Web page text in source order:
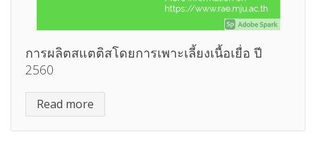
การผลิตสแตติสโดยการเพาะเลี้ยงเนื้อเยื่อ ปี
2560
Read more